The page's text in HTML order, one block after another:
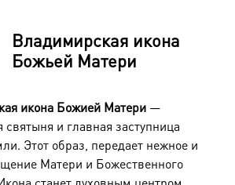
Владимирская икона
Божьей Матери
икона Божией Матери —
и главная заступница
Этот образ, передает нежное и
Матери и Божественного